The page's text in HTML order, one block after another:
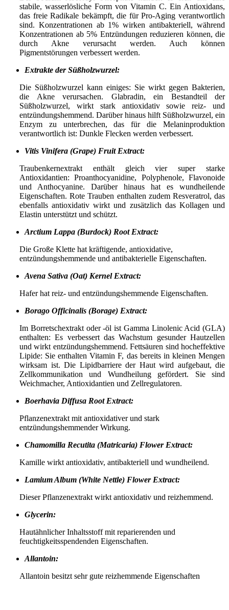
stabile, wasserlösliche Form von Vitamin C. Ein Antioxidans,
das freie Radikale bekämpft, die für Pro-Aging verantwortlich
sind. Konzentrationen ab 1% wirken antibakteriell, während
Konzentrationen ab 5% Entzündungen reduzieren können, die
durch Akne verursacht werden. Auch können
Pigmentstörungen verbessert werden.
Extrakte der Süßholzwurzel:
Die Süßholzwurzel kann einiges: Sie wirkt gegen Bakterien,
die Akne verursachen. Glabradin, ein Bestandteil der
Süßholzwurzel, wirkt stark antioxidativ sowie reiz- und
entzündungshemmend. Darüber hinaus hilft Süßholzwurzel, ein
Enzym zu unterbrechen, das für die Melaninproduktion
verantwortlich ist: Dunkle Flecken werden verbessert.
Vitis Vinifera (Grape) Fruit Extract:
Traubenkernextrakt enthält gleich vier super starke
Antioxidantien: Proanthocyanidine, Polyphenole, Flavonoide
und Anthocyanine. Darüber hinaus hat es wundheilende
Eigenschaften. Rote Trauben enthalten zudem Resveratrol, das
ebenfalls antioxidativ wirkt und zusätzlich das Kollagen und
Elastin unterstützt und schützt.
Arctium Lappa (Burdock) Root Extract:
Die Große Klette hat kräftigende, antioxidative,
entzündungshemmende und antibakterielle Eigenschaften.
Avena Sativa (Oat) Kernel Extract:
Hafer hat reiz- und entzündungshemmende Eigenschaften.
Borago Officinalis (Borage) Extract:
Im Borretschextrakt oder -öl ist Gamma Linolenic Acid (GLA)
enthalten: Es verbessert das Wachstum gesunder Hautzellen
und wirkt entzündungshemmend. Fettsäuren sind hocheffektive
Lipide: Sie enthalten Vitamin F, das bereits in kleinen Mengen
wirksam ist. Die Lipidbarriere der Haut wird aufgebaut, die
Zellkommunikation und Wundheilung gefördert. Sie sind
Weichmacher, Antioxidantien und Zellregulatoren.
Boerhavia Diffusa Root Extract:
Pflanzenextrakt mit antioxidativer und stark
entzündungshemmender Wirkung.
Chamomilla Recutita (Matricaria) Flower Extract:
Kamille wirkt antioxidativ, antibakteriell und wundheilend.
Lamium Album (White Nettle) Flower Extract:
Dieser Pflanzenextrakt wirkt antioxidativ und reizhemmend.
Glycerin:
Hautähnlicher Inhaltsstoff mit reparierenden und
feuchtigkeitsspendenden Eigenschaften.
Allantoin:
Allantoin besitzt sehr gute reizhemmende Eigenschaften